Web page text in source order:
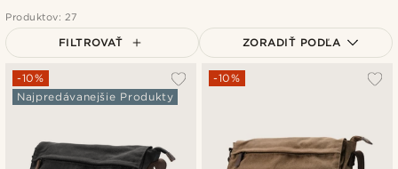
Produktov: 27
FILTROVAŤ ZORADIŤ PODĽA
Najpopulárnejšie
Najdrahšie
-10%
Najpredávanejšie Produkty
-10%